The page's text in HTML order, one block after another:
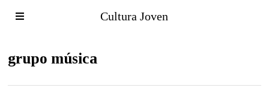
Cultura Joven
grupo música